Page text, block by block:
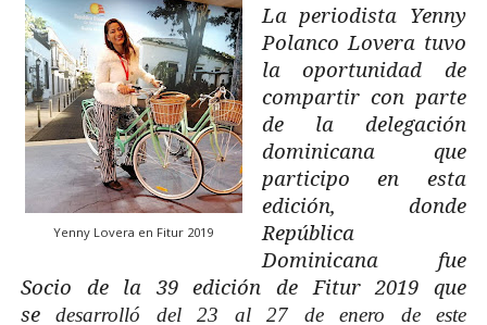
Yenny Lovera en Fitur 2019
La periodista Yenny
Polanco Lovera tuvo
la oportunidad de
compartir con parte
de la delegación
dominicana que
participo en esta
edición, donde
República
Dominicana fue
Socio de la 39 edición de Fitur 2019 que
sedesarrolló del 23 al 27 de enero de este